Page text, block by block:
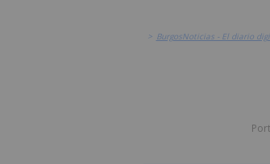
> BurgosNoticias - El diario